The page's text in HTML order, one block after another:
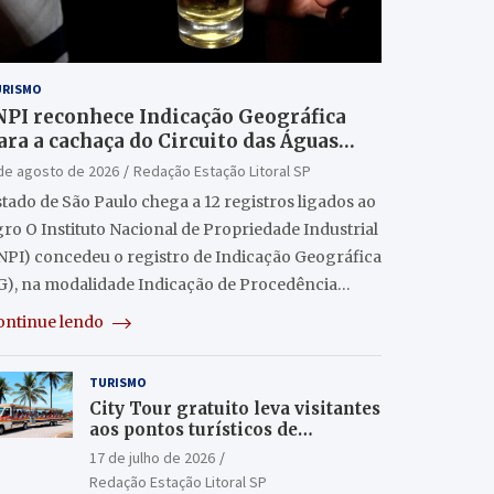
reconhece Indicação Geográfica
a cachaça do Circuito das Águas
agosto de 2026
Redação Estação Litoral SP
de São Paulo chega a 12 registros ligados ao
O Instituto Nacional de Propriedade Industrial
concedeu o registro de Indicação Geográfica
na modalidade Indicação de Procedência…
lendo
TURISMO
City Tour gratuito leva visitantes
aos pontos turísticos de
Itanhaém
17 de julho de 2026
Redação Estação Litoral SP